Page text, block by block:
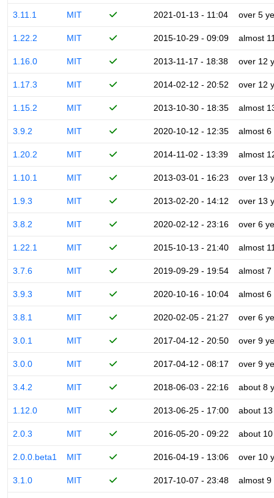
3.11.1 MIT 2021-01-13 - 11:04 over 5
1.22.2 MIT 2015-10-29 - 09:09 almost
1.16.0 MIT 2013-11-17 - 18:38 over 12
1.17.3 MIT 2014-02-12 - 20:52 over 12
1.15.2 MIT 2013-10-30 - 18:35 almost
3.9.2 MIT 2020-10-12 - 12:35 almost 6
1.20.2 MIT 2014-11-02 - 13:39 almost
1.10.1 MIT 2013-03-01 - 16:23 over 13
1.9.3 MIT 2013-02-20 - 14:12 over 13
3.8.2 MIT 2020-02-12 - 23:16 over 6
1.22.1 MIT 2015-10-13 - 21:40 almost
3.7.6 MIT 2019-09-29 - 19:54 almost 7
3.9.3 MIT 2020-10-16 - 10:04 almost 6
3.8.1 MIT 2020-02-05 - 21:27 over 6
3.0.1 MIT 2017-04-12 - 20:50 over 9
3.0.0 MIT 2017-04-12 - 08:17 over 9
3.4.2 MIT 2018-06-03 - 22:16 about 8
1.12.0 MIT 2013-06-25 - 17:00 about
2.0.3 MIT 2016-05-20 - 09:22 about
2.0.0.beta1 MIT 2016-04-19 - 13:06 over 10
3.1.0 MIT 2017-10-07 - 23:48 almost 9